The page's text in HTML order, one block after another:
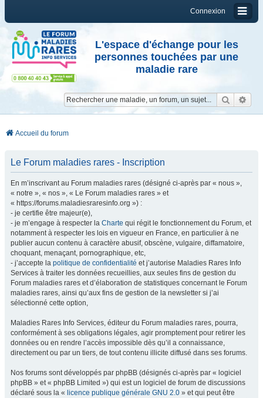
Connexion
L'espace d'échange pour les
personnes touchées par une
maladie rare
Accueil du forum
Le Forum maladies rares - Inscription
En m’inscrivant au Forum maladies rares (désigné ci-après par « nous »,
« notre », « nos », « Le Forum maladies rares » et
« https://forums.maladiesraresinfo.org ») :
- je certifie être majeur(e),
- je m’engage à respecter la Charte qui régit le fonctionnement du Forum, et
notamment à respecter les lois en vigueur en France, en particulier à ne
publier aucun contenu à caractère abusif, obscène, vulgaire, diffamatoire,
choquant, menaçant, pornographique, etc,
- j’accepte la politique de confidentialité et j’autorise Maladies Rares Info
Services à traiter les données recueillies, aux seules fins de gestion du
Forum maladies rares et d’élaboration de statistiques concernant le Forum
maladies rares, ainsi qu’aux fins de gestion de la newsletter si j’ai
sélectionné cette option,
Maladies Rares Info Services, éditeur du Forum maladies rares, pourra,
conformément à ses obligations légales, agir promptement pour retirer les
données ou en rendre l’accès impossible dès qu’il a connaissance,
directement ou par un tiers, de tout contenu illicite diffusé dans ses forums.
Nos forums sont développés par phpBB (désignés ci-après par « logiciel
phpBB » et « phpBB Limited ») qui est un logiciel de forum de discussions
déclaré sous la « licence publique générale GNU 2.0 » et qui peut être